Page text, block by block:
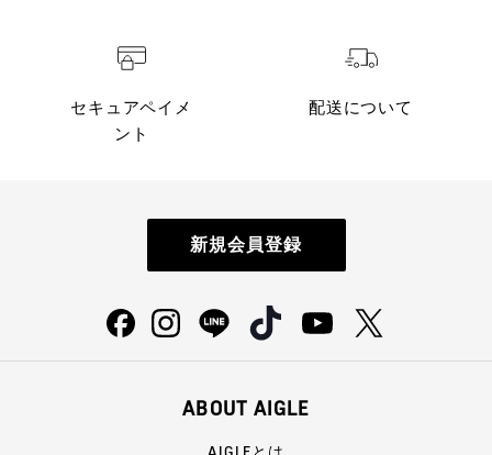
セキュアペイメ
ント
配送について
新規会員登録
ABOUT AIGLE
AIGLEとは